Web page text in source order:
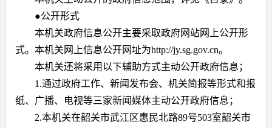
●公开形式
本机关政府信息公开主要采取政府网站网上公开形
式。本机关网上信息公开网址为http://jy.sg.gov.cn。
本机关还将采用以下辅助方式主动公开政府信息；
1.通过政府工作、新闻发布会、机关简报等形式和报
纸、广播、电视等三家新闻媒体主动公开政府信息；
2.本机关在韶关市武江区惠民北路89号503室韶关市